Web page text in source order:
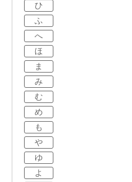
ひ
ふ
へ
ほ
ま
み
む
め
も
や
ゆ
よ